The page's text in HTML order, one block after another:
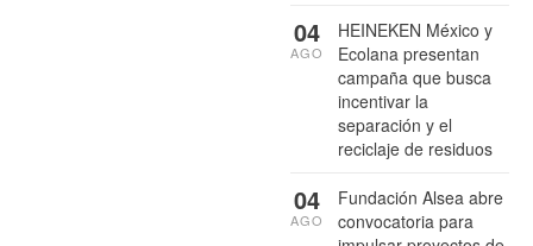
HEINEKEN México y
Ecolana presentan
campaña que busca
incentivar la
separación y el
reciclaje de residuos
04
AGO
Fundación Alsea abre
convocatoria para
04
AGO